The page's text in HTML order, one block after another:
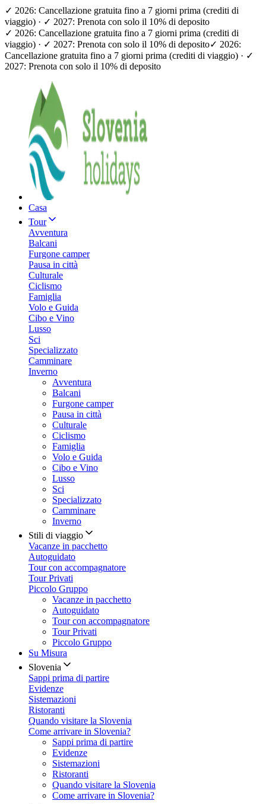
✓ 2026: Cancellazione gratuita fino a 7 giorni prima (crediti di
viaggio) · ✓ 2027: Prenota con solo il 10% di deposito
✓ 2026: Cancellazione gratuita fino a 7 giorni prima (crediti di
viaggio) · ✓ 2027: Prenota con solo il 10% di deposito✓ 2026:
Cancellazione gratuita fino a 7 giorni prima (crediti di viaggio) · ✓
2027: Prenota con solo il 10% di deposito
Casa
Tour
Avventura
Balcani
Furgone camper
Pausa in città
Culturale
Ciclismo
Famiglia
Volo e Guida
Cibo e Vino
Lusso
Sci
Specializzato
Camminare
Inverno
Avventura
Balcani
Furgone camper
Pausa in città
Culturale
Ciclismo
Famiglia
Volo e Guida
Cibo e Vino
Lusso
Sci
Specializzato
Camminare
Inverno
Stili di viaggio
Vacanze in pacchetto
Autoguidato
Tour con accompagnatore
Tour Privati
Piccolo Gruppo
Vacanze in pacchetto
Autoguidato
Tour con accompagnatore
Tour Privati
Piccolo Gruppo
Su Misura
Slovenia
Sappi prima di partire
Evidenze
Sistemazioni
Ristoranti
Quando visitare la Slovenia
Come arrivare in Slovenia?
Sappi prima di partire
Evidenze
Sistemazioni
Ristoranti
Quando visitare la Slovenia
Come arrivare in Slovenia?